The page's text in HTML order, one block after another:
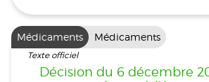
Médicaments Médicaments
Texte officiel
Décision du 6 décembre